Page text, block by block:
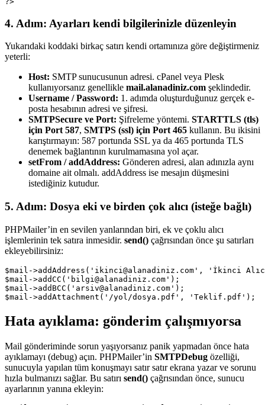
4. Adım: Ayarları kendi bilgilerinizle düzenleyin
Yukarıdaki koddaki birkaç satırı kendi ortamınıza göre değiştirmeniz
yeterli:
Host: SMTP sunucusunun adresi. cPanel veya Plesk
kullanıyorsanız genellikle mail.alanadiniz.com şeklindedir.
Username / Password: 1. adımda oluşturduğunuz gerçek e-
posta hesabının adresi ve şifresi.
SMTPSecure ve Port: Şifreleme yöntemi. STARTTLS (tls)
için Port 587, SMTPS (ssl) için Port 465 kullanın. Bu ikisini
karıştırmayın: 587 portunda SSL ya da 465 portunda TLS
denemek bağlantının kurulmamasına yol açar.
setFrom / addAddress: Gönderen adresi, alan adınızla aynı
domaine ait olmalı. addAddress ise mesajın düşmesini
istediğiniz kutudur.
5. Adım: Dosya eki ve birden çok alıcı (isteğe bağlı)
PHPMailer’in en sevilen yanlarından biri, ek ve çoklu alıcı
işlemlerinin tek satıra inmesidir. send() çağrısından önce şu satırları
ekleyebilirsiniz:
$mail->addAddress('ikinci@alanadiniz.com', 'İkinci
$mail->addCC('bilgi@alanadiniz.com');
$mail->addBCC('arsiv@alanadiniz.com');
$mail->addAttachment('/yol/dosya.pdf', 'Teklif.pdf');
Hata ayıklama: gönderim çalışmıyorsa
Mail gönderiminde sorun yaşıyorsanız panik yapmadan önce hata
ayıklamayı (debug) açın. PHPMailer’in SMTPDebug özelliği,
sunucuyla yapılan tüm konuşmayı satır satır ekrana yazar ve sorunu
hızla bulmanızı sağlar. Bu satırı send() çağrısından önce, sunucu
ayarlarının yanına ekleyin: